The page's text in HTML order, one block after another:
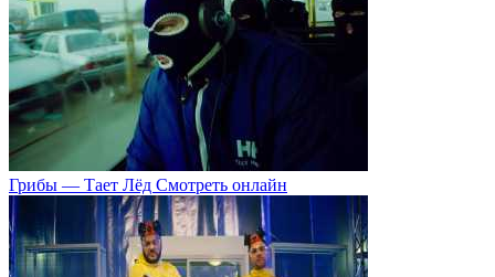
Грибы — Тает Лёд Смотреть онлайн